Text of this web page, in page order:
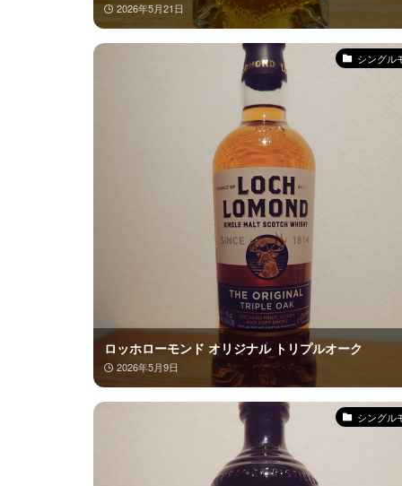
2026年5月21日
シングル
ロッホローモンド オリジナル トリプルオーク
2026年5月9日
シングル